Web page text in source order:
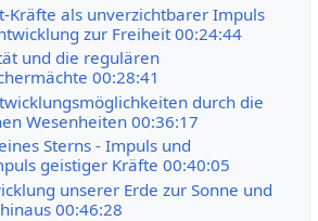
Kräfte als unverzichtbarer Impuls
zur Freiheit 00:24:44
und die regulären
00:28:41
durch die
Wesenheiten 00:36:17
Sterns - Impuls und
geistiger Kräfte 00:40:05
unserer Erde zur Sonne und
00:46:28